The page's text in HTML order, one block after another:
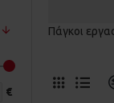
€
Πάγκοι